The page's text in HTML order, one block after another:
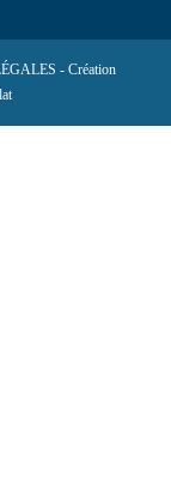
- Création